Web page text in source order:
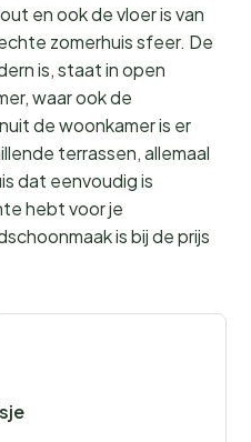
en ook de vloer is van
zomerhuis sfeer. De
is, staat in open
waar ook de
de woonkamer is er
terrassen, allemaal
dat eenvoudig is
hebt voor je
is bij de prijs